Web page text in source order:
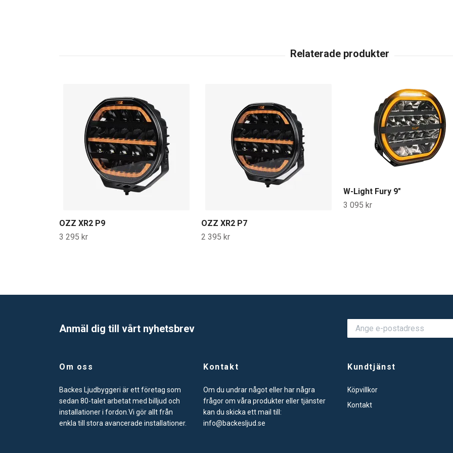
OZZ XR2 P9
3 295 kr
OZZ XR2 P7
2 395 kr
W-Light Fury 9"
3 095 kr
Anmäl dig till vårt nyhetsbrev
Om oss
Backes Ljudbyggeri är ett företag som
sedan 80-talet arbetat med billjud och
installationer i fordon.Vi gör allt från
enkla till stora avancerade installationer.
Kontakt
Om du undrar något eller har några
frågor om våra produkter eller tjänster
kan du skicka ett mail till:
info@backesljud.se
Kundtjänst
Köpvillkor
Kontakt